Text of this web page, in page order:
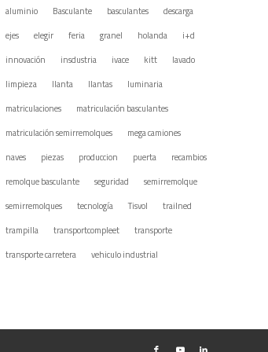
aluminio
Basculante basculantes
descarga
ejes
elegir feria granel holanda
i+d
innovación
insdustria ivace kitt
lavado
limpieza
llanta llantas
luminaria
matriculaciones
matriculación basculantes
matriculación semirremolques
mega camiones
naves
piezas produccion puerta
recambios
remolque basculante
seguridad
semirremolque
semirremolques
tecnología Tisvol
trailned
trampilla
transportcompleet
transporte
transporte carretera
vehiculo industrial